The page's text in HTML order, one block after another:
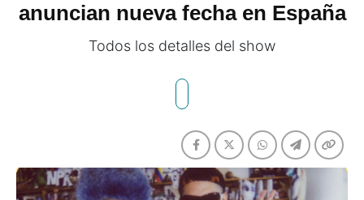
anuncian nueva fecha en España
Todos los detalles del show